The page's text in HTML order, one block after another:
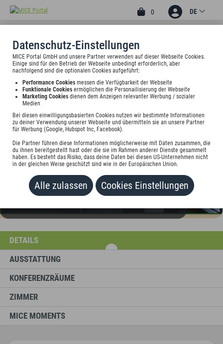
Datenschutz-Einstellungen
MICE Portal GmbH und unsere Partner verwenden auf dieser Webseite Cookies.
Einige sind für den Betrieb der Webseite unbedingt erforderlich, aber
nachfolgend sind die optionalen Cookies aufgeführt:
Performance Cookies messen die Verfügbarkeit der Webseite
Funktionale Cookies ermöglichen die Personailisierung der Webseite
Marketing Cookies dienen dem Anzeigen relevanter Werbung / sozialer
Medien
Bei diesen einwilligungsbasierten Cookies nutzen wir bestimmte Informationen
zu deiner Verwendung unserer Webseite und übermitteln sie an unsere Partner
für Werbung (Google, Hubspot Inc, Facebook).
Die Partner führen diese Informationen möglicherweise mit Daten zusammen, die
du ihnen bereitgestellt hast oder die sie im Rahmen anderer Dienste gesammelt
haben. Es besteht das Risiko, dass deine Daten bei diesen US-Unternehmen nicht
in der gleichen Weise geschützt sind wie in der Europäischen Union.
Alle zulassen Cookies Einstellungen
0 DE
2
HOTEL AKAZIENHOF
Düsseldorfer Str. 270, 47053 Duisburg, Deutschland
HINZUFÜGEN
DETAILS
AUSSTATTUNG
KONFERENZRÄUME
ZIMMER
MICE MOMENTS